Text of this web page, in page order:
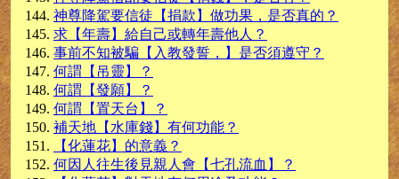
神尊降駕要信徒【捐款】做功果，是否真的？
求【年壽】給自己或轉年壽他人？
事前不知被騙【入教發誓，】是否須遵守？
何謂【吊靈】？
何謂【發願】？
何謂【置天台】？
補天地【水庫錢】有何功能？
【化蓮花】的意義？
何因人往生後見親人會【七孔流血】？